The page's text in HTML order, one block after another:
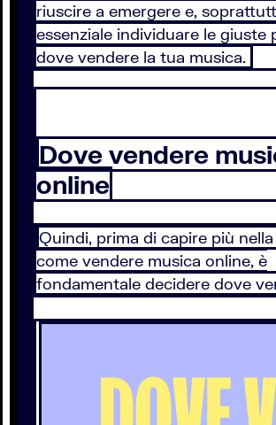
riuscire a emergere e,
essenziale individuare le giuste
dove vendere la tua musica.
Dove vendere
online
Quindi, prima di capire più
come vendere musica online, è
fondamentale decidere dove